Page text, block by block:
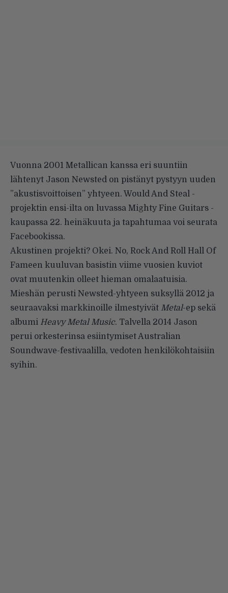
Vuonna 2001 Metallican kanssa eri suuntiin
lähtenyt Jason Newsted on pistänyt pystyyn uuden
”akustisvoittoisen” yhtyeen. Would And Steal -
projektin ensi-ilta on luvassa Mighty Fine Guitars -
kaupassa 22. heinäkuuta ja tapahtumaa voi seurata
Facebookissa.
Akustinen projekti? Okei. No, Rock And Roll Hall Of
Fameen kuuluvan basistin viime vuosien kuviot
ovat muutenkin olleet hieman omalaatuisia.
Mieshän perusti Newsted-yhtyeen suksyllä 2012 ja
seuraavaksi markkinoille ilmestyivät Metal-ep sekä
albumi Heavy Metal Music. Talvella 2014 Jason
perui orkesterinsa esiintymiset Australian
Soundwave-festivaalilla, vedoten henkilökohtaisiin
syihin.